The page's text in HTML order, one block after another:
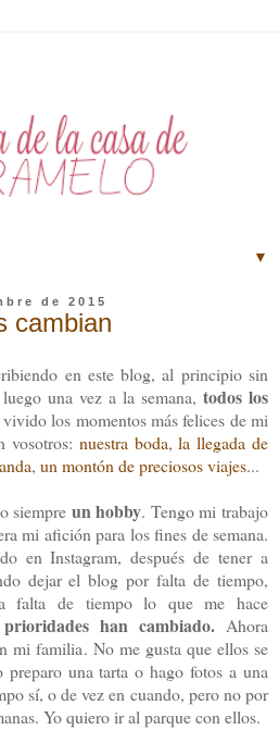
▼
de 2015
cambian
en este blog, al principio sin
una vez a la semana, todos los
los momentos más felices de mi
vosotros: nuestra boda,la llegada de
, un montón de preciosos viajes...
siempre un hobby. Tengo mi trabajo
mi afición para los fines de semana.
en Instagram, después de tener a
dejar el blog por falta de tiempo,
falta de tiempo lo que me hace
han cambiado.Ahora
mi familia. No me gusta que ellos se
preparo una tarta o hago fotos a una
sí, o de vez en cuando, pero no por
Yo quiero ir al parque con ellos.